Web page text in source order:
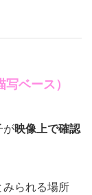
ベース）
が映像上で確認
られる場所